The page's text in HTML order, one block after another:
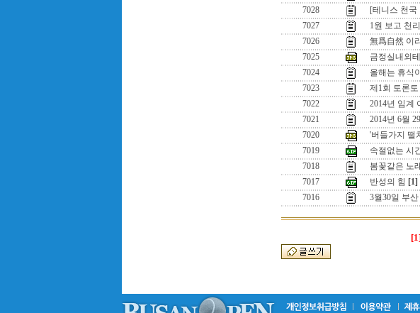
7028
[테니스 천국
7027
1원 보고 천
7026
無爲自然 이
7025
금정실내외
7024
올해는 휴식
7023
제1회 토론
7022
2014년 임계
7021
2014년 6월
7020
'버들가지 떨
7019
속절없는 시
7018
봄꽃같은 노
7017
반성의 힘 [1]
7016
3월30일 부